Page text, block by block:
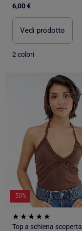
6,00 €
Vedi prodotto
2 colori
-50%